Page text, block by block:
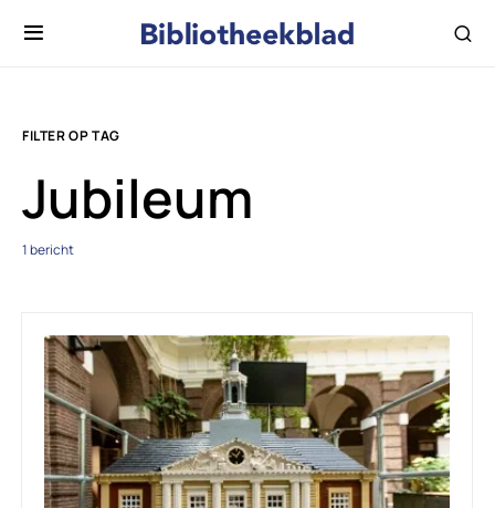
FILTER OP TAG
Jubileum
1 bericht